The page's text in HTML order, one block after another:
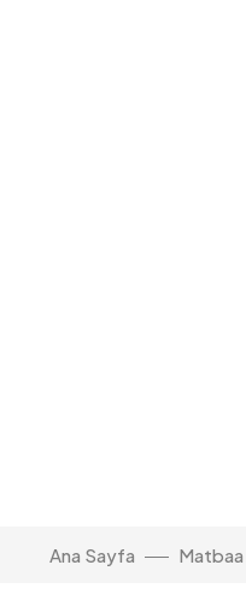
Ana Sayfa Matbaa